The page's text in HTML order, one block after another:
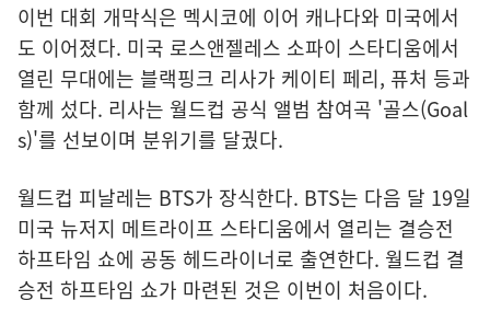
이번 대회 개막식은 멕시코에 이어 캐나다와 미국에서
도 이어졌다. 미국 로스앤젤레스 소파이 스타디움에서
열린 무대에는 블랙핑크 리사가 케이티 페리, 퓨처 등과
함께 섰다. 리사는 월드컵 공식 앨범 참여곡 '골스(Goal
s)'를 선보이며 분위기를 달궜다.
월드컵 피날레는 BTS가 장식한다. BTS는 다음 달 19일
미국 뉴저지 메트라이프 스타디움에서 열리는 결승전
하프타임 쇼에 공동 헤드라이너로 출연한다. 월드컵 결
승전 하프타임 쇼가 마련된 것은 이번이 처음이다.